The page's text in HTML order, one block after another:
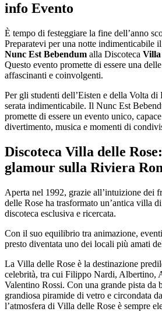
info Evento
È tempo di festeggiare la fine dell’anno
Preparatevi per una notte indimenticabile
Nunc Est Bebendum alla Discoteca Villa
Questo evento promette di essere una
affascinanti e coinvolgenti.
Per gli studenti dell’Eisten e della Volta di
serata indimenticabile. Il Nunc Est
promette di essere un evento unico,
divertimento, musica e momenti di
Discoteca Villa delle
glamour sulla Riviera
Aperta nel 1992, grazie all’intuizione dei
delle Rose ha trasformato un’antica villa
discoteca esclusiva e ricercata.
Con il suo equilibrio tra animazione,
presto diventata uno dei locali più amati
La Villa delle Rose è la destinazione
celebrità, tra cui Filippo Nardi, Albertino,
Valentino Rossi. Con una grande pista da
grandiosa piramide di vetro e circondata
l’atmosfera di Villa delle Rose è sempre